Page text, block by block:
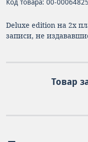
Код товара: 00-00064825
Deluxe edition на 2х
записи, не
Товар